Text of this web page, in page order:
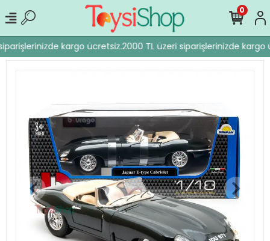
kargo ücretsiz.2000 TL üzeri siparişlerinizde kargo
0